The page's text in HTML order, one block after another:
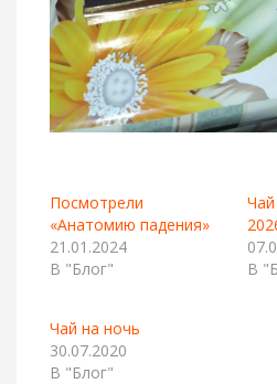
Посмотрели
«Анатомию падения»
21.01.2024
В "Блог"
В
Чай на ночь
30.07.2020
В "Блог"